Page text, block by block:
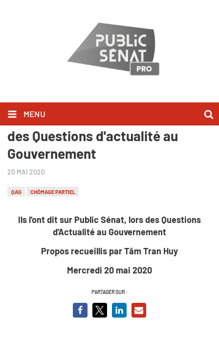
MENU
Ils l'ont dit sur Public Sénat lors
des Questions d'actualité au
Gouvernement
20 MAI 2020
QAG CHÔMAGE PARTIEL
Ils l'ont dit sur Public Sénat, lors des Questions
d'Actualité au Gouvernement
Propos recueillis par Tâm Tran Huy
Mercredi 20 mai 2020
PARTAGER SUR :